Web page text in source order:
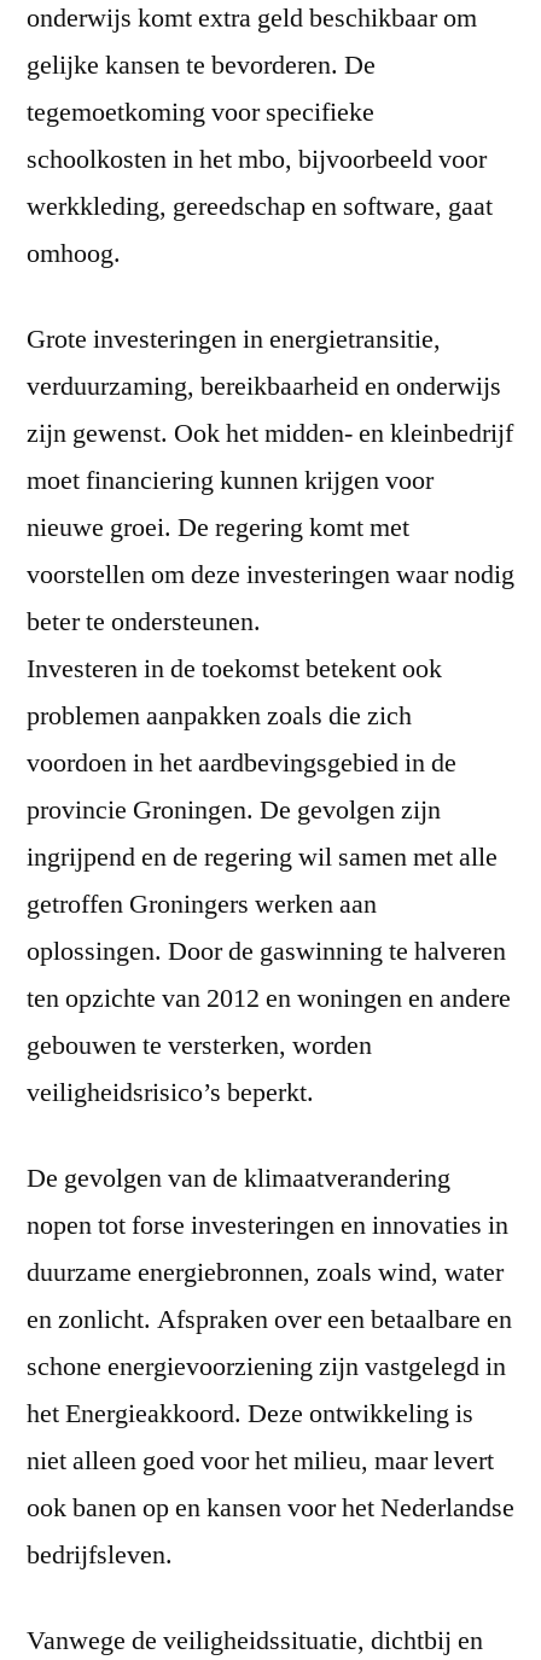
onderwijs komt extra geld beschikbaar om
gelijke kansen te bevorderen. De
tegemoetkoming voor specifieke
schoolkosten in het mbo, bijvoorbeeld voor
werkkleding, gereedschap en software, gaat
omhoog.
Grote investeringen in energietransitie,
verduurzaming, bereikbaarheid en onderwijs
zijn gewenst. Ook het midden- en kleinbedrijf
moet financiering kunnen krijgen voor
nieuwe groei. De regering komt met
voorstellen om deze investeringen waar nodig
beter te ondersteunen.
Investeren in de toekomst betekent ook
problemen aanpakken zoals die zich
voordoen in het aardbevingsgebied in de
provincie Groningen. De gevolgen zijn
ingrijpend en de regering wil samen met alle
getroffen Groningers werken aan
oplossingen. Door de gaswinning te halveren
ten opzichte van 2012 en woningen en andere
gebouwen te versterken, worden
veiligheidsrisico’s beperkt.
De gevolgen van de klimaatverandering
nopen tot forse investeringen en innovaties in
duurzame energiebronnen, zoals wind, water
en zonlicht. Afspraken over een betaalbare en
schone energievoorziening zijn vastgelegd in
het Energieakkoord. Deze ontwikkeling is
niet alleen goed voor het milieu, maar levert
ook banen op en kansen voor het Nederlandse
bedrijfsleven.
Vanwege de veiligheidssituatie, dichtbij en